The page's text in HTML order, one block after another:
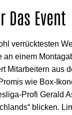
Das Event
verrücktesten
an einem
Mitarbeitern aus
wie Box-
Profi Gerald
blicken.